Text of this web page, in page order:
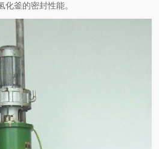
釜的密封性能。